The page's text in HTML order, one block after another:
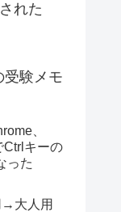
れた
受験メモ
、
Ctrlキーの
った
→大人用